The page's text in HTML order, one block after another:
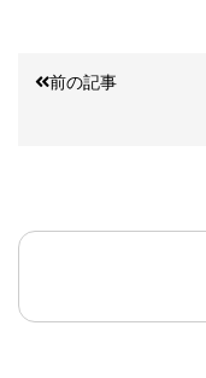
前の記事